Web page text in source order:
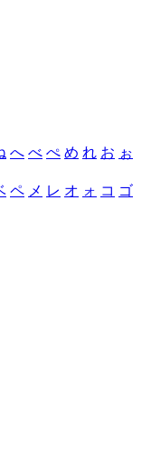
へ べ ぺ め れ お ぉ
ペ メ レ オ ォ コ ゴ